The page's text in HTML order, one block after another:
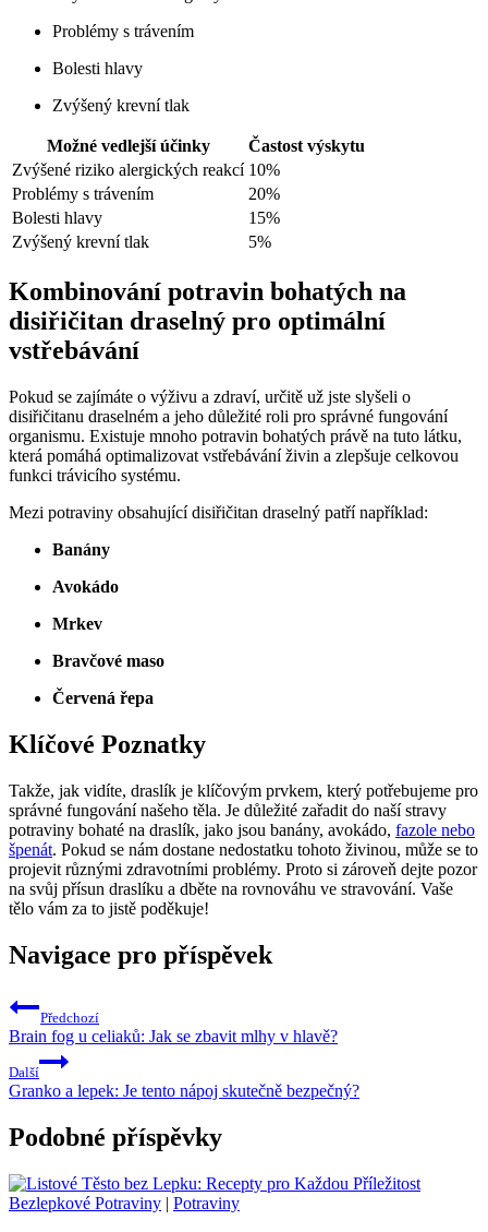
Problémy s trávením
Bolesti hlavy
Zvýšený krevní tlak
Možné vedlejší účinky
Častost výskytu
Zvýšené riziko alergických reakcí 10%
Problémy s trávením
20%
Bolesti hlavy
15%
Zvýšený krevní tlak
5%
Kombinování potravin bohatých na
disiřičitan draselný pro optimální
vstřebávání
Pokud se zajímáte o výživu a zdraví, určitě už jste slyšeli o
disiřičitanu draselném a jeho důležité roli pro správné fungování
organismu. Existuje mnoho potravin bohatých právě na tuto látku,
která pomáhá optimalizovat vstřebávání živin a zlepšuje celkovou
funkci trávicího systému.
Mezi potraviny obsahující disiřičitan draselný patří například:
Banány
Avokádo
Mrkev
Bravčové maso
Červená řepa
Klíčové Poznatky
Takže, jak vidíte, draslík je klíčovým prvkem, který potřebujeme pro
správné fungování našeho těla. Je důležité zařadit do naší stravy
potraviny bohaté na draslík, jako jsou banány, avokádo, fazole nebo
špenát. Pokud se nám dostane nedostatku tohoto živinou, může se to
projevit různými zdravotními problémy. Proto si zároveň dejte pozor
na svůj přísun draslíku a dběte na rovnováhu ve stravování. Vaše
tělo vám za to jistě poděkuje!
Navigace pro příspěvek
Předchozí
Brain fog u celiaků: Jak se zbavit mlhy v hlavě?
Další
Granko a lepek: Je tento nápoj skutečně bezpečný?
Podobné příspěvky
Bezlepkové Potraviny | Potraviny